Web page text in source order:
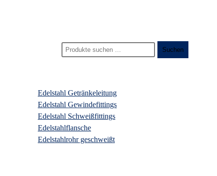
Suchen
Edelstahl Getränkeleitung
Edelstahl Gewindefittings
Edelstahl Schweißfittings
Edelstahlflansche
Edelstahlrohr geschweißt